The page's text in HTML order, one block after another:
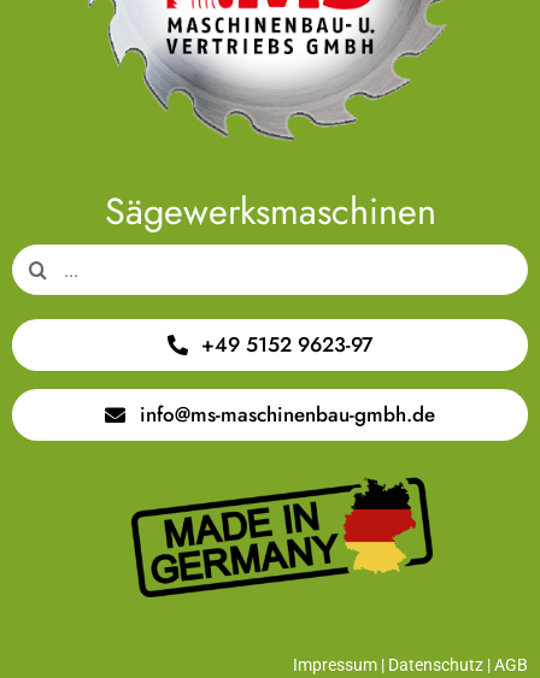
Sägewerksmaschinen
Suche
nach:
+49 5152 9623-97
info@ms-maschinenbau-gmbh.de
Impressum | Datenschutz |AGB